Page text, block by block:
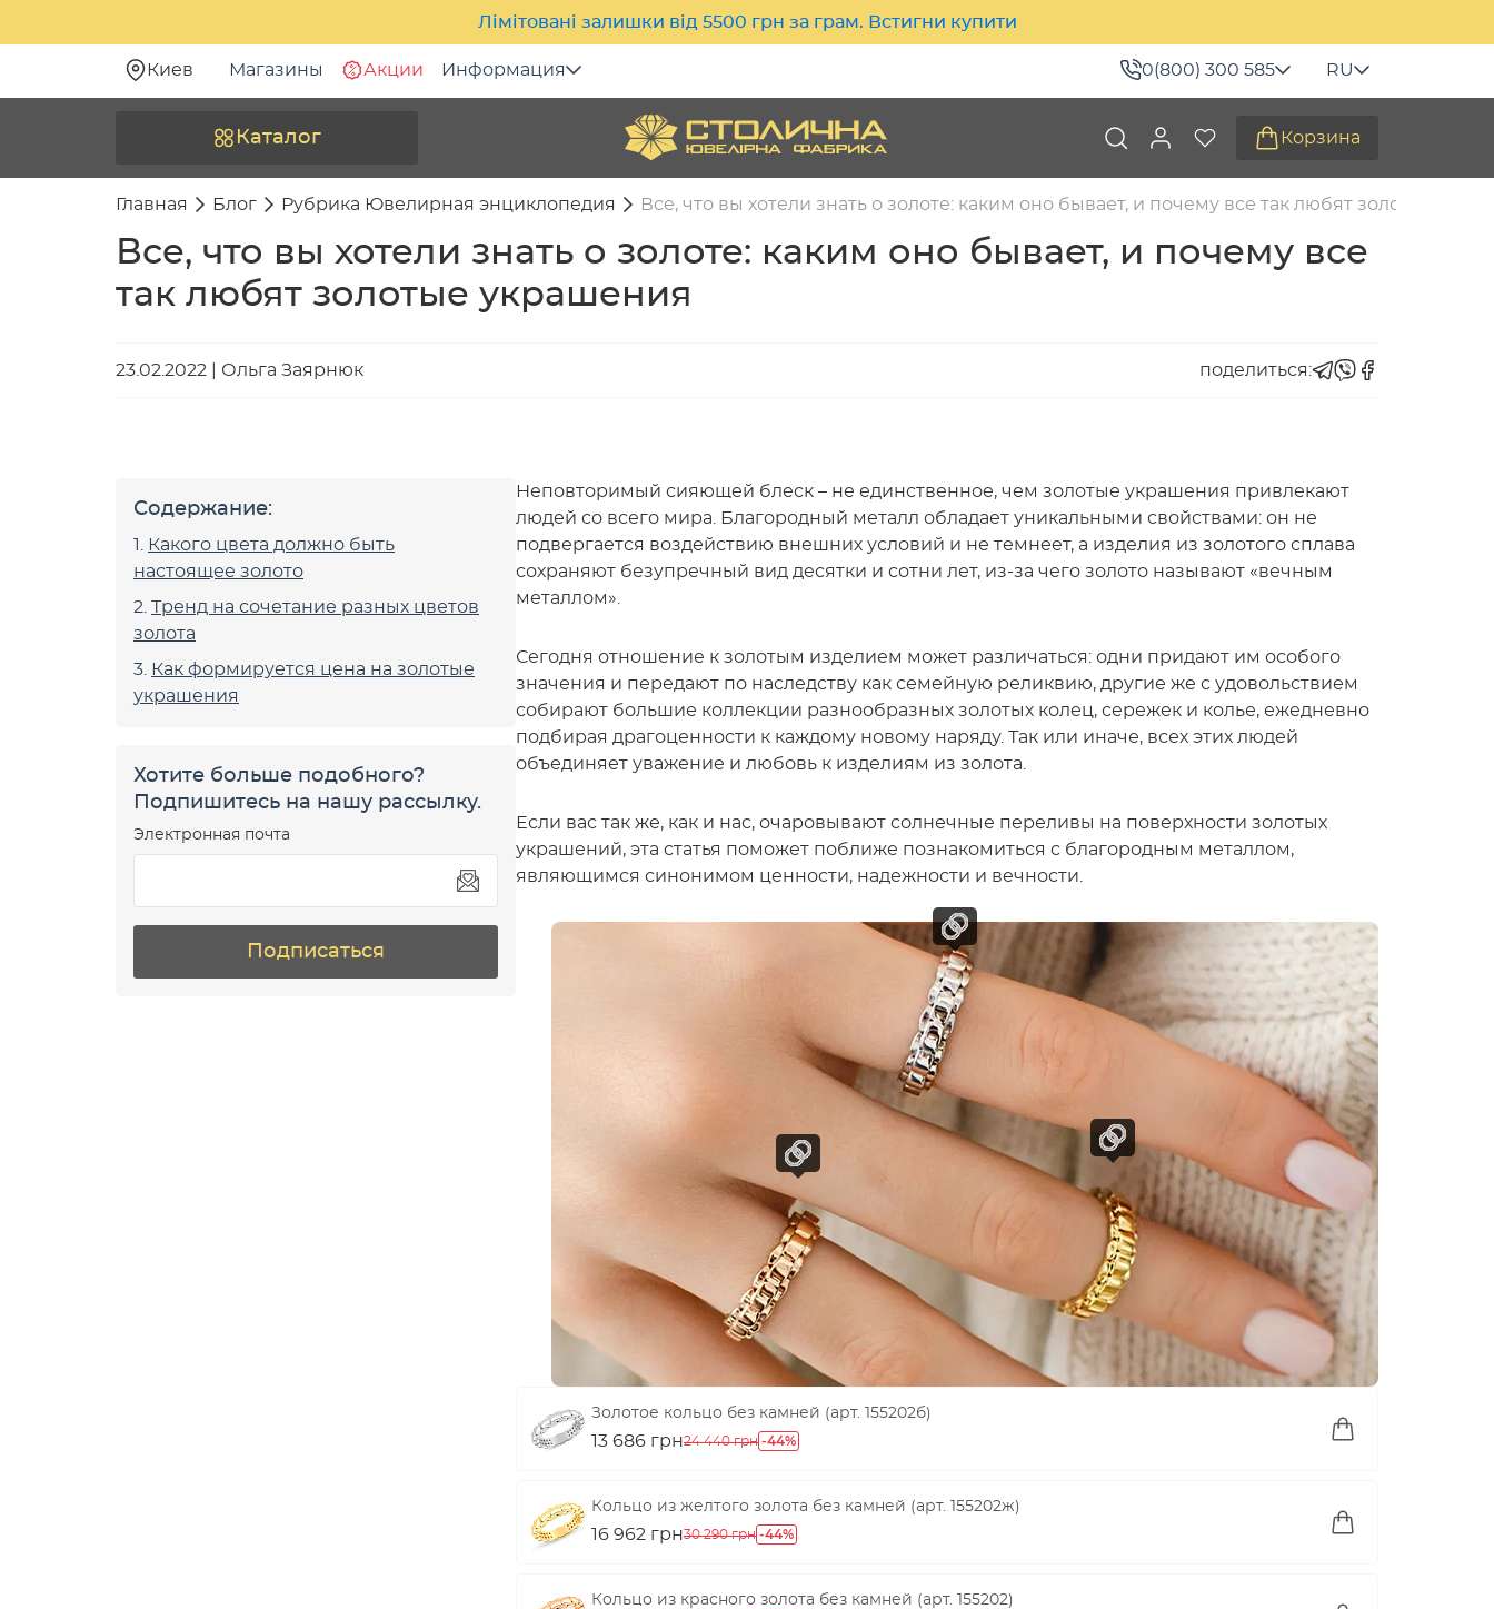
Лімітовані залишки від 5500 грн за грам. Встигни купити
Киев Магазины Акции Информация 0(800) 300 585 RU
Каталог Корзина
Главная Блог Рубрика Ювелирная энциклопедия Все, что вы хотели знать о золоте: каким оно бывает, и почему все так любят золотые
Все, что вы хотели знать о золоте: каким оно бывает, и почему все
так любят золотые украшения
23.02.2022 Ольга Заярнюк поделиться:
Содержание:
Какого цвета должно быть
настоящее золото
Тренд на сочетание разных цветов
золота
Как формируется цена на золотые
украшения
Хотите больше подобного?
Подпишитесь на нашу рассылку.
Электронная почта
Подписаться
Неповторимый сияющей блеск – не единственное, чем золотые украшения привлекают
людей со всего мира. Благородный металл обладает уникальными свойствами: он не
подвергается воздействию внешних условий и не темнеет, а изделия из золотого сплава
сохраняют безупречный вид десятки и сотни лет, из-за чего золото называют «вечным
металлом».
Сегодня отношение к золотым изделием может различаться: одни придают им особого
значения и передают по наследству как семейную реликвию, другие же с удовольствием
собирают большие коллекции разнообразных золотых колец, сережек и колье, ежедневно
подбирая драгоценности к каждому новому наряду. Так или иначе, всех этих людей
объединяет уважение и любовь к изделиям из золота.
Если вас так же, как и нас, очаровывают солнечные переливы на поверхности золотых
украшений, эта статья поможет поближе познакомиться с благородным металлом,
являющимся синонимом ценности, надежности и вечности.
Золотое кольцо без камней (арт. 155202б)
13 686 грн24 440 грн -44%
Кольцо из желтого золота без камней (арт. 155202ж)
16 962 грн30 290 грн -44%
Кольцо из красного золота без камней (арт. 155202)